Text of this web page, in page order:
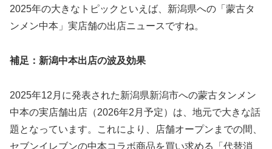
2025年の大きなトピックといえば、新潟県への「蒙古タ
ンメン中本」実店舗の出店ニュースですね。
補足：新潟中本出店の波及効果
2025年12月に発表された新潟県新潟市への蒙古タンメン
中本の実店舗出店（2026年2月予定）は、地元で大きな話
題となっています。これにより、店舗オープンまでの間、
セブンイレブンの中本コラボ商品を買い求める「代替消